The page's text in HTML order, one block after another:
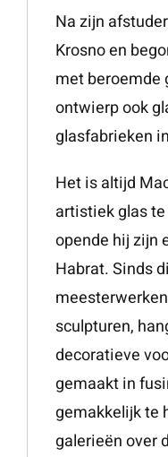
Na zijn
Krosno en
met beroemde
ontwierp ook
glasfabrieken
Het is altijd
artistiek glas
opende hij zijn
Habrat. Sinds
sculpturen,
decoratieve
gemaakt in
gemakkelijk te
galerieën over